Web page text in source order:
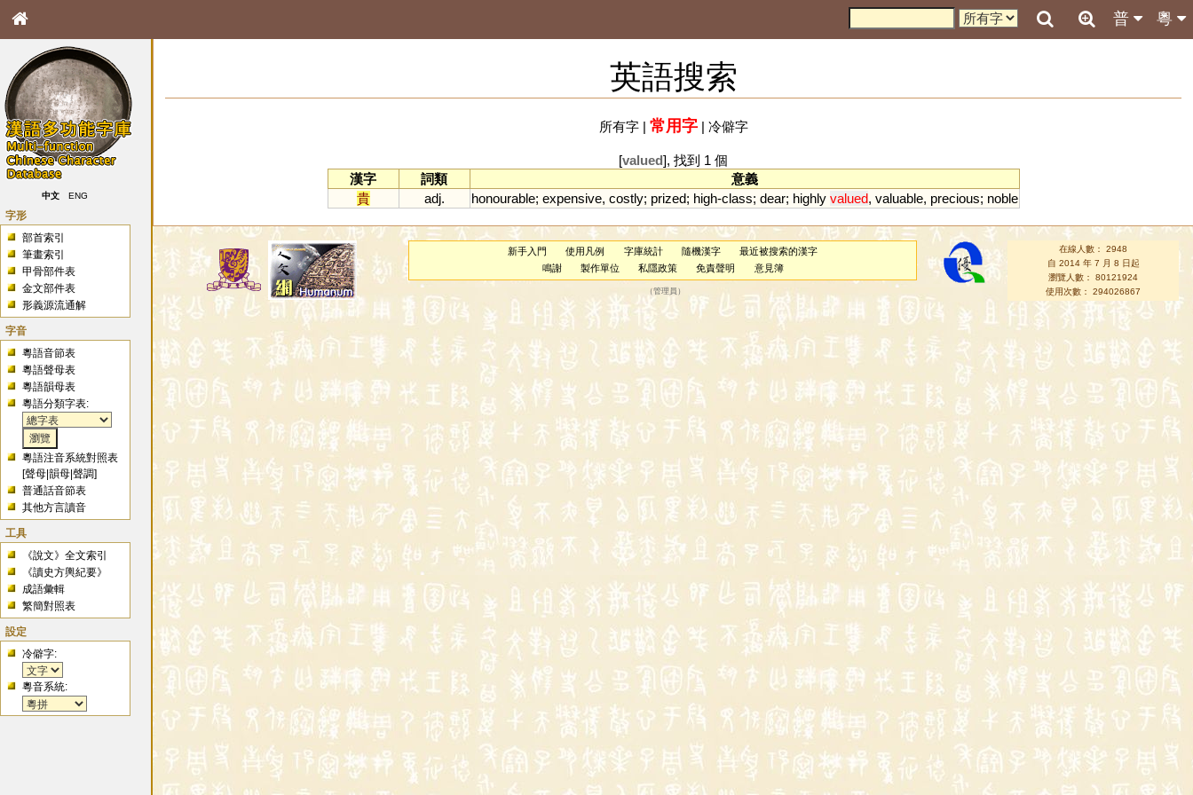
粵
普
中文 ENG
字形
部首索引
筆畫索引
甲骨部件表
金文部件表
形義源流通解
字音
粵語音節表
粵語聲母表
粵語韻母表
粵語分類字表:
粵語注音系統對照表
[聲母 |韻母 |聲調]
普通話音節表
其他方言讀音
工具
《說文》全文索引
《讀史方輿紀要》
成語彙輯
繁簡對照表
設定
冷僻字:
粵音系統:
英語搜索
所有字| 常用字| 冷僻字
[valued], 找到 1 個
漢字
詞類
意義
貴
adj. honourable; expensive, costly; prized; high-class; dear; highly valued, valuable, precious; noble
新手入門 使用凡例 字庫統計 隨機漢字
最近被搜索的漢字
鳴謝
製作單位 私隱政策 免責聲明 意見簿
（管理員 ）
在線人數： 2948
自 2014 年 7 月 8 日起
瀏覽人數： 80121924
使用次數： 294026867